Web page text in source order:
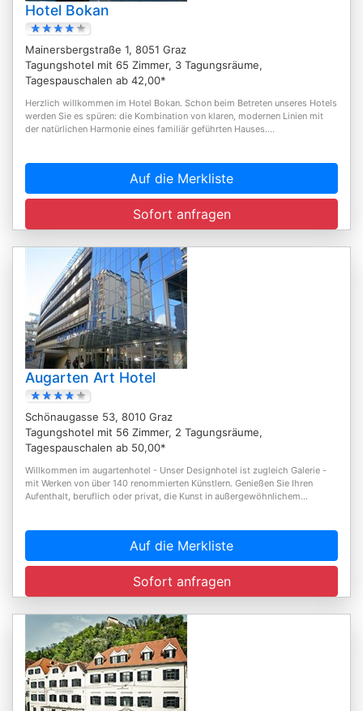
Hotel Bokan
Mainersbergstraße 1, 8051 Graz
Tagungshotel mit 65 Zimmer, 3 Tagungsräume,
Tagespauschalen ab 42,00*
Herzlich willkommen im Hotel Bokan. Schon beim Betreten unseres Hotels
werden Sie es spüren: die Kombination von klaren, modernen Linien mit
der natürlichen Harmonie eines familiär geführten Hauses....
Auf die Merkliste
Sofort anfragen
Augarten Art Hotel
Schönaugasse 53, 8010 Graz
Tagungshotel mit 56 Zimmer, 2 Tagungsräume,
Tagespauschalen ab 50,00*
Willkommen im augartenhotel - Unser Designhotel ist zugleich Galerie -
mit Werken von über 140 renommierten Künstlern. Genießen Sie Ihren
Aufenthalt, beruflich oder privat, die Kunst in außergewöhnlichem...
Auf die Merkliste
Sofort anfragen